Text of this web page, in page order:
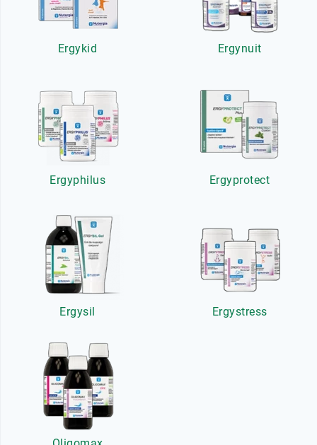
Ergykid Ergynuit
Ergyphilus Ergyprotect
Ergysil Ergystress